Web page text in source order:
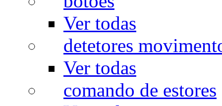
Ver todas
detetores
Ver todas
comando de estores